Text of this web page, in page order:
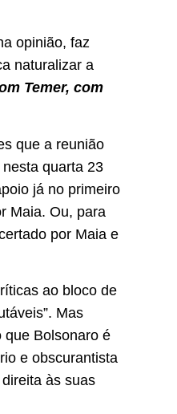
opinião, faz
naturalizar a
Temer, com
que a reunião
quarta 23
já no primeiro
Maia. Ou, para
por Maia e
ao bloco de
Mas
que Bolsonaro é
e obscurantista
às suas